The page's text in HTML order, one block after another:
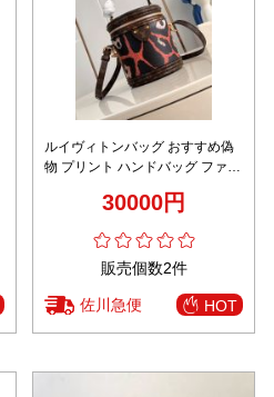
ルイヴィトンバッグ おすすめ偽
物 プリント ハンドバッグ ファッ
30000円
販売個数2件
佐川急便 HOT